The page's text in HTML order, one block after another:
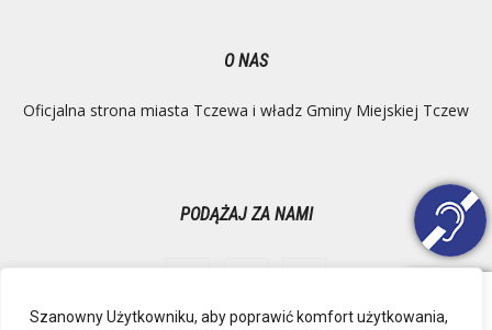
Szanowny Użytkowniku, aby poprawić komfort użytkowania,
O NAS
Oficjalna strona miasta Tczewa i władz Gminy Miejskiej Tczew
PODĄŻAJ ZA NAMI